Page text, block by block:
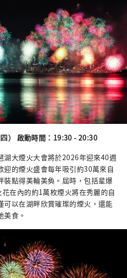
） 啟動時間：19:30 - 20:30
湖大煙火大會將於2026年迎來40週
迎的煙火盛會每年吸引約30萬來自
裝點得美輪美奐。屆時，包括星爆
在內的約1萬枚煙火將在秀麗的自
以在湖畔欣賞璀璨的煙火，還能
食。